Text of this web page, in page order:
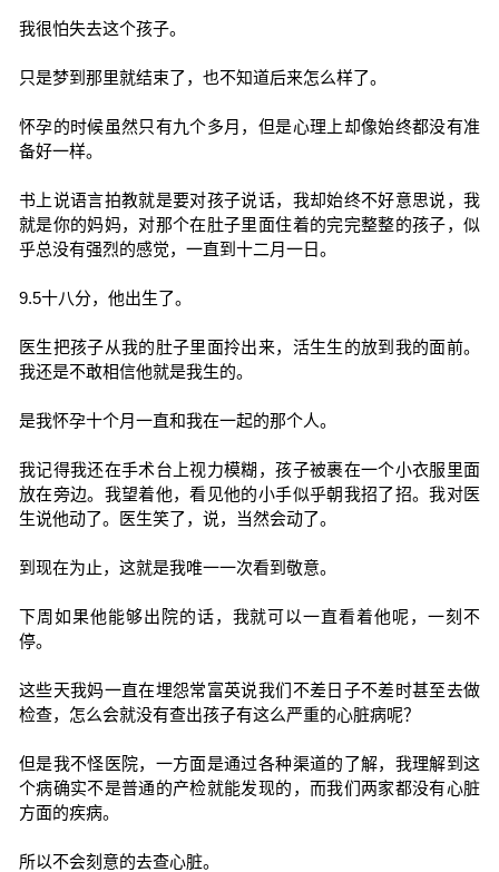
我很怕失去这个孩子。
只是梦到那里就结束了，也不知道后来怎么样了。
怀孕的时候虽然只有九个多月，但是心理上却像始终都没有准
备好一样。
书上说语言拍教就是要对孩子说话，我却始终不好意思说，我
就是你的妈妈，对那个在肚子里面住着的完完整整的孩子，似
乎总没有强烈的感觉，一直到十二月一日。
9.5十八分，他出生了。
医生把孩子从我的肚子里面拎出来，活生生的放到我的面前。
我还是不敢相信他就是我生的。
是我怀孕十个月一直和我在一起的那个人。
我记得我还在手术台上视力模糊，孩子被裹在一个小衣服里面
放在旁边。我望着他，看见他的小手似乎朝我招了招。我对医
生说他动了。医生笑了，说，当然会动了。
到现在为止，这就是我唯一一次看到敬意。
下周如果他能够出院的话，我就可以一直看着他呢，一刻不
停。
这些天我妈一直在埋怨常富英说我们不差日子不差时甚至去做
检查，怎么会就没有查出孩子有这么严重的心脏病呢？
但是我不怪医院，一方面是通过各种渠道的了解，我理解到这
个病确实不是普通的产检就能发现的，而我们两家都没有心脏
方面的疾病。
所以不会刻意的去查心脏。